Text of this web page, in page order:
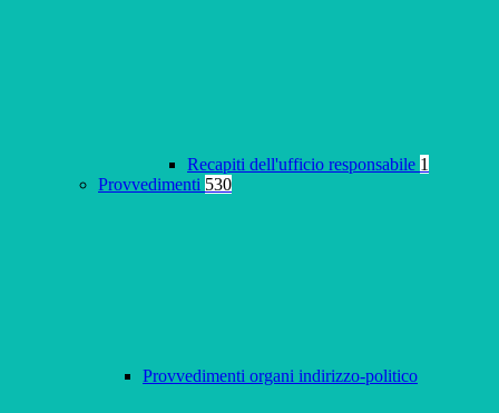
Recapiti dell'ufficio responsabile 1
Provvedimenti 530
Provvedimenti organi indirizzo-politico